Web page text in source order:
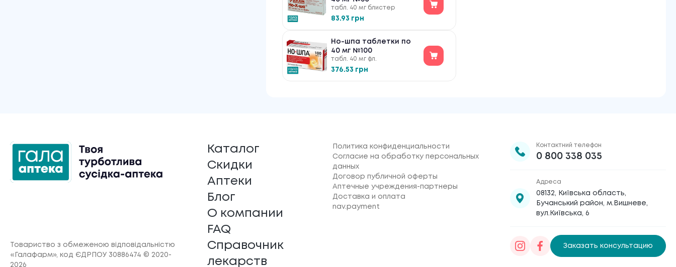
табл. 40 мг блистер
83.93 грн
Но-шпа таблетки по
40 мг №100
табл. 40 мг фл.
376.53 грн
Товариство з обмеженою відповідальністю
«Галафарм», код ЄДРПОУ 30886474 © 2020-
2026
Каталог
Скидки
Аптеки
Блог
О компании
FAQ
Справочник
лекарств
Политика конфиденциальности
Согласие на обработку персональных
данных
Договор публичной оферты
Аптечные учреждения-партнеры
Доставка и оплата
nav.payment
Контактний телефон
0 800 338 035
Адреса
08132, Київська область,
Бучанський район, м.Вишневе,
вул.Київська, 6
Заказать консультацию